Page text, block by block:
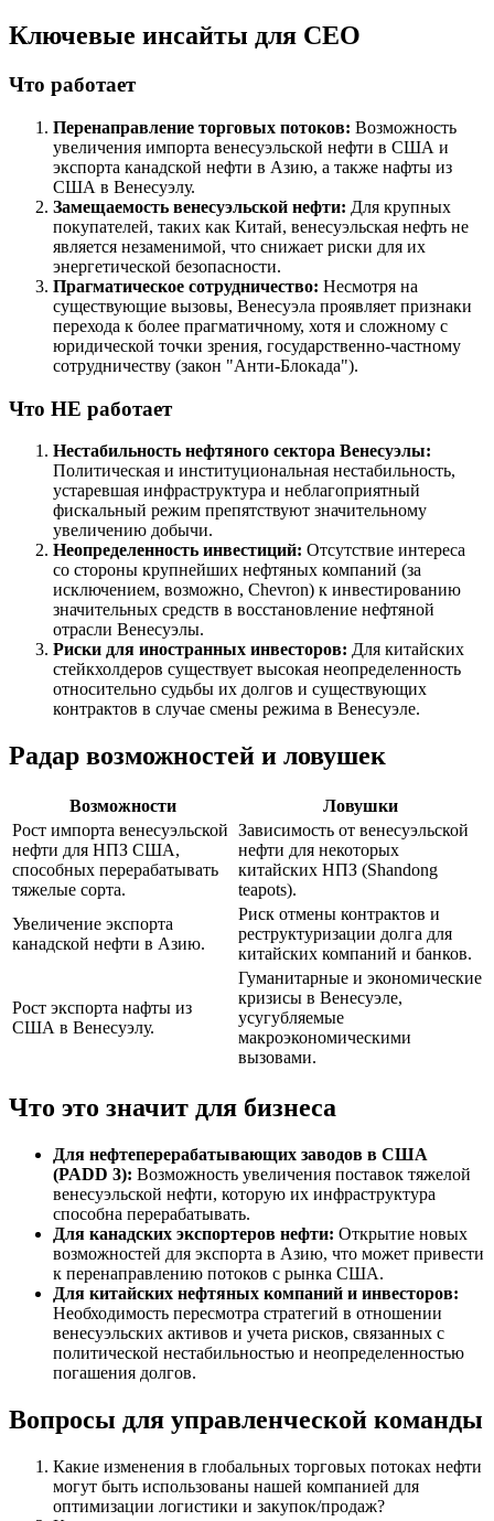
Ключевые инсайты для СЕО
Что работает
Перенаправление торговых потоков: Возможность
увеличения импорта венесуэльской нефти в США и
экспорта канадской нефти в Азию, а также нафты из
США в Венесуэлу.
Замещаемость венесуэльской нефти: Для крупных
покупателей, таких как Китай, венесуэльская нефть не
является незаменимой, что снижает риски для их
энергетической безопасности.
Прагматическое сотрудничество: Несмотря на
существующие вызовы, Венесуэла проявляет признаки
перехода к более прагматичному, хотя и сложному с
юридической точки зрения, государственно-частному
сотрудничеству (закон "Анти-Блокада").
Что НЕ работает
Нестабильность нефтяного сектора Венесуэлы:
Политическая и институциональная нестабильность,
устаревшая инфраструктура и неблагоприятный
фискальный режим препятствуют значительному
увеличению добычи.
Неопределенность инвестиций: Отсутствие интереса
со стороны крупнейших нефтяных компаний (за
исключением, возможно, Chevron) к инвестированию
значительных средств в восстановление нефтяной
отрасли Венесуэлы.
Риски для иностранных инвесторов: Для китайских
стейкхолдеров существует высокая неопределенность
относительно судьбы их долгов и существующих
контрактов в случае смены режима в Венесуэле.
Радар возможностей и ловушек
Возможности
Ловушки
Рост импорта венесуэльской
нефти для НПЗ США,
способных перерабатывать
тяжелые сорта.
Зависимость от венесуэльской
нефти для некоторых
китайских НПЗ (Shandong
teapots).
Увеличение экспорта
канадской нефти в Азию.
Риск отмены контрактов и
реструктуризации долга для
китайских компаний и банков.
Рост экспорта нафты из
США в Венесуэлу.
Гуманитарные и экономические
кризисы в Венесуэле,
усугубляемые
макроэкономическими
вызовами.
Что это значит для бизнеса
Для нефтеперерабатывающих заводов в США
(PADD 3): Возможность увеличения поставок тяжелой
венесуэльской нефти, которую их инфраструктура
способна перерабатывать.
Для канадских экспортеров нефти: Открытие новых
возможностей для экспорта в Азию, что может привести
к перенаправлению потоков с рынка США.
Для китайских нефтяных компаний и инвесторов:
Необходимость пересмотра стратегий в отношении
венесуэльских активов и учета рисков, связанных с
политической нестабильностью и неопределенностью
погашения долгов.
Вопросы для управленческой команды
Какие изменения в глобальных торговых потоках нефти
могут быть использованы нашей компанией для
оптимизации логистики и закупок/продаж?